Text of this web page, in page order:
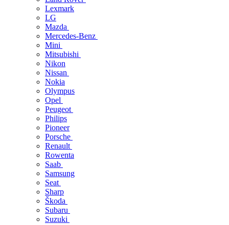
Lexmark
LG
Mazda
Mercedes-Benz
Mini
Mitsubishi
Nikon
Nissan
Nokia
Olympus
Opel
Peugeot
Philips
Pioneer
Porsche
Renault
Rowenta
Saab
Samsung
Seat
Sharp
Škoda
Subaru
Suzuki